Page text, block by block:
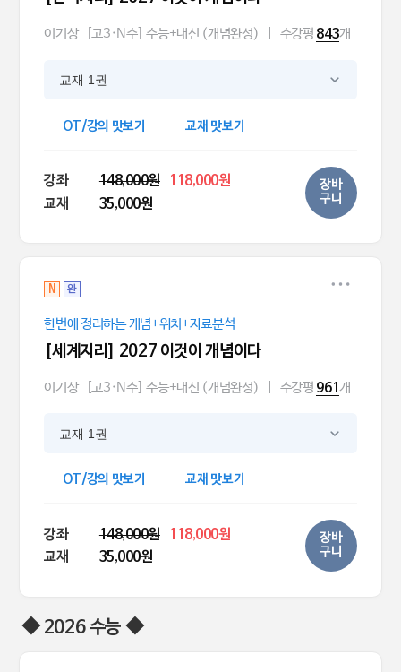
이기상 [고3·N수] 수능+내신 (개념완성) 수강평 843개
교재 1권
OT/강의 맛보기 교재 맛보기
강좌 148,000원
118,000원
교재
35,000원
장바
구니
N 완
한번에 정리하는 개념+위치+자료분석
[세계지리] 2027 이것이 개념이다
이기상 [고3·N수] 수능+내신 (개념완성) 수강평 961개
교재 1권
OT/강의 맛보기 교재 맛보기
강좌 148,000원
118,000원
교재
35,000원
장바
구니
◆ 2026 수능 ◆